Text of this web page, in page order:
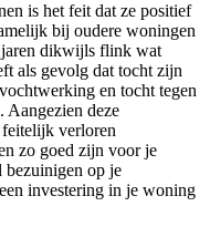
is het feit dat ze positief
bij oudere woningen
jaren dikwijls flink wat
als gevolg dat tocht zijn
en tocht tegen
Aangezien deze
verloren
zo goed zijn voor je
bezuinigen op je
investering in je woning